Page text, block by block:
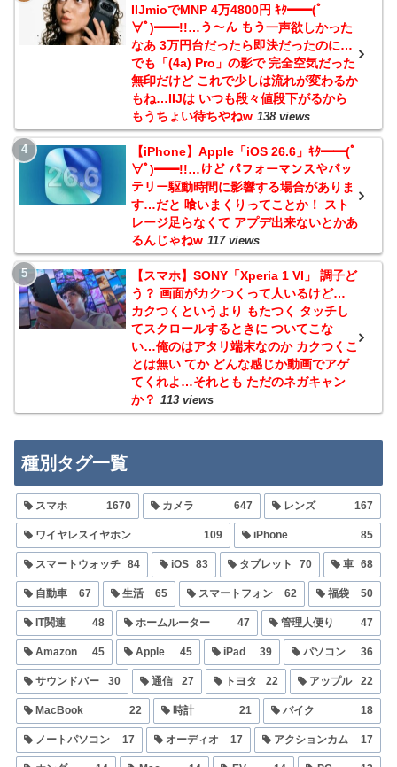
IIJmioでMNP 4万4800円 ｷﾀ━━(ﾟ
∀ﾟ)━━!!…う～ん もう一声欲しかった
なあ 3万円台だったら即決だったのに…
でも「(4a) Pro」の影で 完全空気だった
無印だけど これで少しは流れが変わるか
もね…IIJは いつも段々値段下がるから
もうちょい待ちやねw 138 views
【iPhone】Apple「iOS 26.6」ｷﾀ━━(ﾟ
∀ﾟ)━━!!…けど パフォーマンスやバッ
テリー駆動時間に影響する場合がありま
す…だと 喰いまくりってことか！ スト
レージ足らなくて アプデ出来ないとかあ
るんじゃねw 117 views
【スマホ】SONY「Xperia 1 VI」 調子ど
う？ 画面がカクつくって人いるけど…
カクつくというより もたつく タッチし
てスクロールするときに ついてこな
い…俺のはアタリ端末なのか カクつくこ
とは無い てか どんな感じか動画でアゲ
てくれよ…それとも ただのネガキャン
か？ 113 views
種別タグ一覧
スマホ 1670 カメラ 647 レンズ 167
ワイヤレスイヤホン 109 iPhone 85
スマートウォッチ 84 iOS 83 タブレット 70 車 68
自動車 67 生活 65 スマートフォン 62 福袋 50
IT関連 48 ホームルーター 47 管理人便り 47
Amazon 45 Apple 45 iPad 39 パソコン 36
サウンドバー 30 通信 27 トヨタ 22 アップル 22
MacBook 22 時計 21 バイク 18
ノートパソコン 17 オーディオ 17 アクションカム 17